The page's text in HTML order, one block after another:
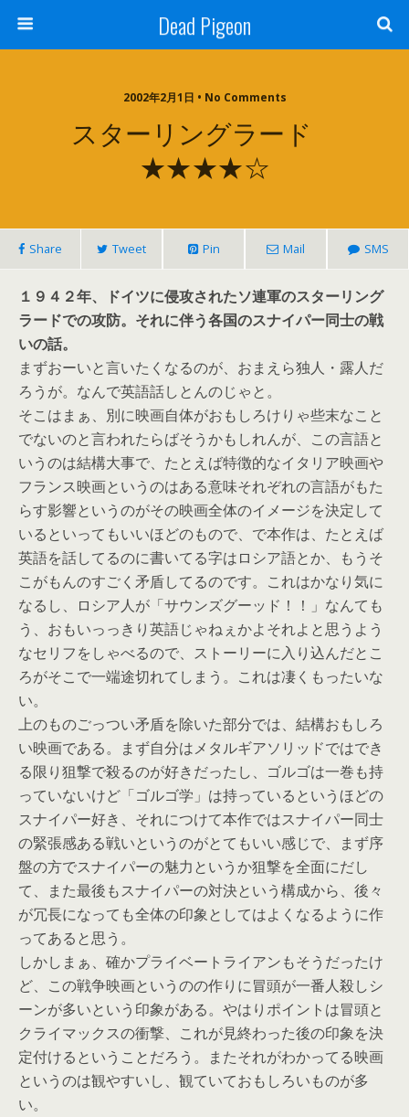
Dead Pigeon
2002年2月1日 • No Comments
スターリングラード
★★★★☆
Share Tweet Pin Mail SMS
１９４２年、ドイツに侵攻されたソ連軍のスターリング
ラードでの攻防。それに伴う各国のスナイパー同士の戦
いの話。
まずおーいと言いたくなるのが、おまえら独人・露人だ
ろうが。なんで英語話しとんのじゃと。
そこはまぁ、別に映画自体がおもしろけりゃ些末なこと
でないのと言われたらばそうかもしれんが、この言語と
いうのは結構大事で、たとえば特徴的なイタリア映画や
フランス映画というのはある意味それぞれの言語がもた
らす影響というのがその映画全体のイメージを決定して
いるといってもいいほどのもので、で本作は、たとえば
英語を話してるのに書いてる字はロシア語とか、もうそ
こがもんのすごく矛盾してるのです。これはかなり気に
なるし、ロシア人が「サウンズグーッド！！」なんても
う、おもいっっきり英語じゃねぇかよそれよと思うよう
なセリフをしゃべるので、ストーリーに入り込んだとこ
ろがそこで一端途切れてしまう。これは凄くもったいな
い。
上のものごっつい矛盾を除いた部分では、結構おもしろ
い映画である。まず自分はメタルギアソリッドではでき
る限り狙撃で殺るのが好きだったし、ゴルゴは一巻も持
っていないけど「ゴルゴ学」は持っているというほどの
スナイパー好き、それにつけて本作ではスナイパー同士
の緊張感ある戦いというのがとてもいい感じで、まず序
盤の方でスナイパーの魅力というか狙撃を全面にだし
て、また最後もスナイパーの対決という構成から、後々
が冗長になっても全体の印象としてはよくなるように作
ってあると思う。
しかしまぁ、確かプライベートライアンもそうだったけ
ど、この戦争映画というのの作りに冒頭が一番人殺しシ
ーンが多いという印象がある。やはりポイントは冒頭と
クライマックスの衝撃、これが見終わった後の印象を決
定付けるということだろう。またそれがわかってる映画
というのは観やすいし、観ていておもしろいものが多
い。